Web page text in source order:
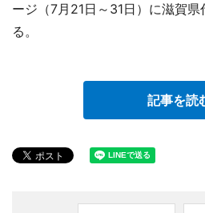
ージ（7月21日～31日）に滋賀
る。
記事を読